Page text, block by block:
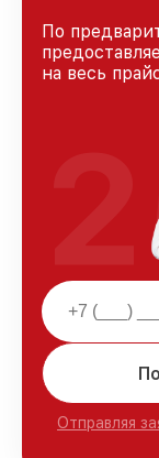
По
на весь
Отправляя